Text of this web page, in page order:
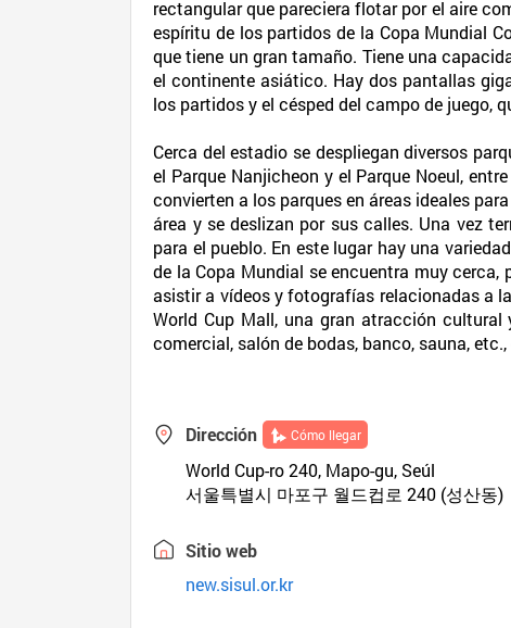
rectangular que pareciera flotar por el aire
espíritu de los partidos de la Copa Mundial
que tiene un gran tamaño. Tiene una
el continente asiático. Hay dos pantallas
los partidos y el césped del campo de juego,
Cerca del estadio se despliegan diversos
el Parque Nanjicheon y el Parque Noeul,
convierten a los parques en áreas ideales
área y se deslizan por sus calles. Una vez
para el pueblo. En este lugar hay una
de la Copa Mundial se encuentra muy
asistir a vídeos y fotografías relacionadas a
World Cup Mall, una gran atracción
comercial, salón de bodas, banco, sauna,
Dirección Cómo llegar
World Cup-ro 240, Mapo-gu, Seúl
서울특별시 마포구 월드컵로 240 (성산동)
Sitio web
new.sisul.or.kr